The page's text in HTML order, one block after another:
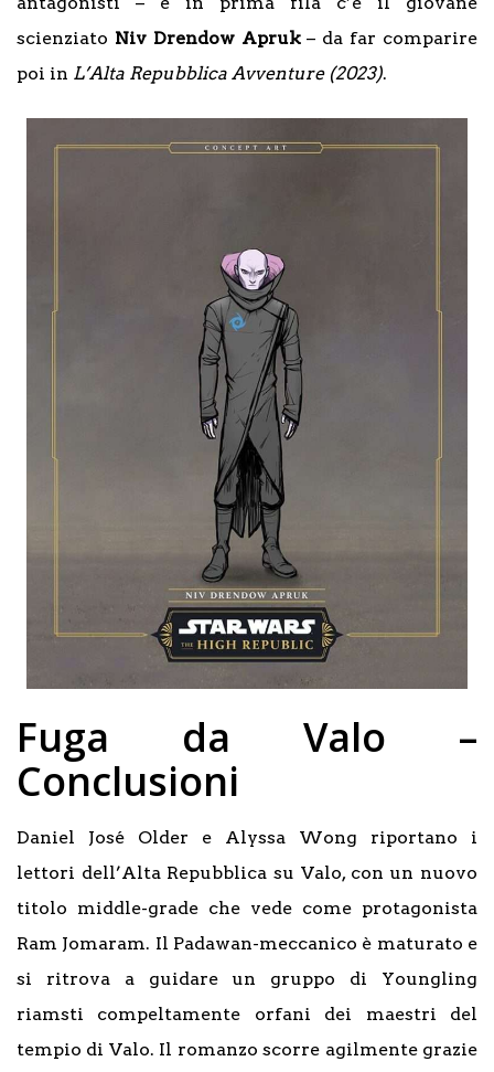
scienziato Niv Drendow Apruk– da far comparire
poi in L’Alta Repubblica Avventure (2023).
Fuga da Valo –
Conclusioni
Daniel José Older e Alyssa Wong riportano i
lettori dell’Alta Repubblica su Valo, con un nuovo
titolo middle-grade che vede come protagonista
Ram Jomaram. Il Padawan-meccanico è maturato e
si ritrova a guidare un gruppo di Youngling
riamsti compeltamente orfani dei maestri del
tempio di Valo. Il romanzo scorre agilmente grazie